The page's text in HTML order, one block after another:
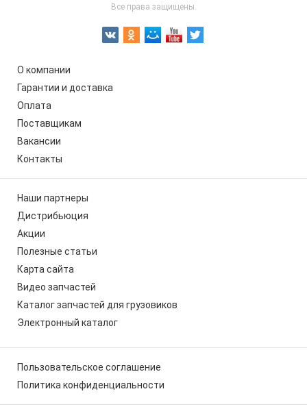
Все права защищены.
О компании
Гарантии и доставка
Оплата
Поставщикам
Вакансии
Контакты
Наши партнеры
Дистрибьюция
Акции
Полезные статьи
Карта сайта
Видео запчастей
Каталог запчастей для грузовиков
Электронный каталог
Пользовательское соглашение
Политика конфиденциальности